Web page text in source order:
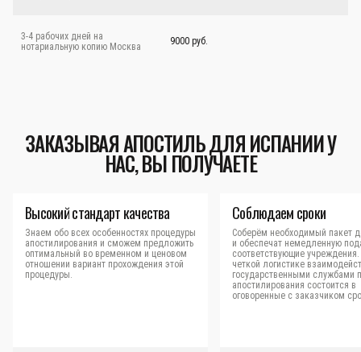
3-4 рабочих дней на
нотариальную копию Москва
9000 руб.
ЗАКАЗЫВАЯ АПОСТИЛЬ ДЛЯ ИСПАНИИ У
НАС, ВЫ ПОЛУЧАЕТЕ
Высокий стандарт качества
Знаем обо всех особенностях процедуры
апостилирования и сможем предложить
оптимальный во временном и ценовом
отношении вариант прохождения этой
процедуры.
Соблюдаем сроки
Соберём необходимый пакет
и обеспечат немедленную
соответствующие
четкой логистике
государственными службами
апостилирования состоится в
оговоренные с заказчиком